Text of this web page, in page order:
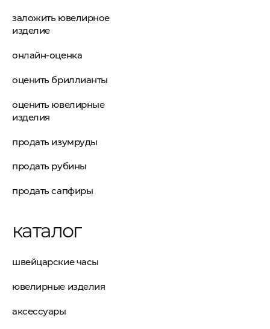
заложить ювелирное
изделие
онлайн-оценка
оценить бриллианты
оценить ювелирные
изделия
продать изумруды
продать рубины
продать сапфиры
каталог
швейцарские часы
ювелирные изделия
аксессуары